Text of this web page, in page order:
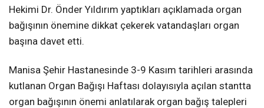
Hekimi Dr. Önder Yıldırım yaptıkları açıklamada organ
bağışının önemine dikkat çekerek vatandaşları organ
başına davet etti.
Manisa Şehir Hastanesinde 3-9 Kasım tarihleri arasında
kutlanan Organ Bağışı Haftası dolayısıyla açılan stantta
organ bağışının önemi anlatılarak organ bağış talepleri